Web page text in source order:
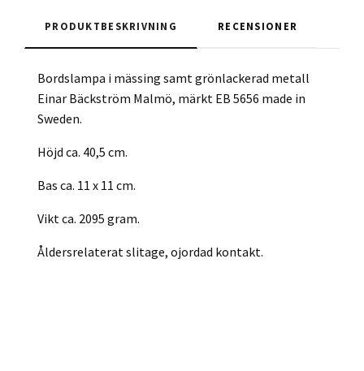
PRODUKTBESKRIVNING RECENSIONER
Bordslampa i mässing samt grönlackerad metall
Einar Bäckström Malmö, märkt EB 5656 made in
Sweden.
Höjd ca. 40,5 cm.
Bas ca. 11 x 11 cm.
Vikt ca. 2095 gram.
Åldersrelaterat slitage, ojordad kontakt.